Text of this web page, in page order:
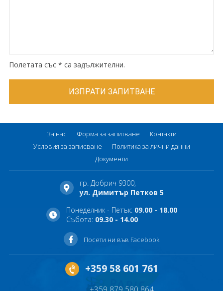
Полетата със * са задължителни.
За нас Форма за запитване
Контакти
Условия за записване
Политика за лични данни
Документи
гр. Добрич 9300,
ул. Димитър Петков 5
Понеделник - Петък: 09.00 - 18.00
Събота: 09.30 - 14.00
Посети ни във Facebook
+359 58 601 761
+359 879 580 864